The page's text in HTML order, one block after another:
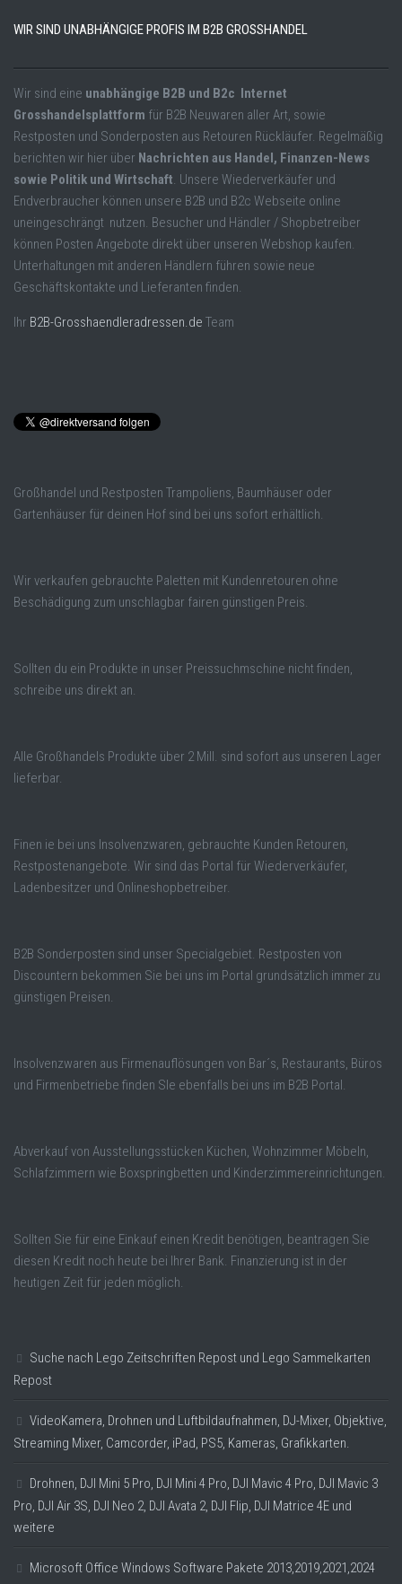
WIR SIND UNABHÄNGIGE PROFIS IM B2B GROSSHANDEL
Wir sind eine unabhängige B2B und B2c Internet
Grosshandelsplattform für B2B Neuwaren aller Art, sowie
Restposten und Sonderposten aus Retouren Rückläufer. Regelmäßig
berichten wir hier über Nachrichten aus Handel, Finanzen-News
sowie Politik und Wirtschaft . Unsere Wiederverkäufer und
Endverbraucher können unsere B2B und B2c Webseite online
uneingeschrängt nutzen. Besucher und Händler / Shopbetreiber
können Posten Angebote direkt über unseren Webshop kaufen.
Unterhaltungen mit anderen Händlern führen sowie neue
Geschäftskontakte und Lieferanten finden.
Ihr B2B-Grosshaendleradressen.de Team
Großhandel und Restposten Trampoliens, Baumhäuser oder
Gartenhäuser für deinen Hof sind bei uns sofort erhältlich.
Wir verkaufen gebrauchte Paletten mit Kundenretouren ohne
Beschädigung zum unschlagbar fairen günstigen Preis.
Sollten du ein Produkte in unser Preissuchmschine nicht finden,
schreibe uns direkt an.
Alle Großhandels Produkte über 2 Mill. sind sofort aus unseren Lager
lieferbar.
Finen ie bei uns Insolvenzwaren, gebrauchte Kunden Retouren,
Restpostenangebote. Wir sind das Portal für Wiederverkäufer,
Ladenbesitzer und Onlineshopbetreiber.
B2B Sonderposten sind unser Specialgebiet. Restposten von
Discountern bekommen Sie bei uns im Portal grundsätzlich immer zu
günstigen Preisen.
Insolvenzwaren aus Firmenauflösungen von Bar´s, Restaurants, Büros
und Firmenbetriebe finden SIe ebenfalls bei uns im B2B Portal.
Abverkauf von Ausstellungsstücken Küchen, Wohnzimmer Möbeln,
Schlafzimmern wie Boxspringbetten und Kinderzimmereinrichtungen.
Sollten Sie für eine Einkauf einen Kredit benötigen, beantragen Sie
diesen Kredit noch heute bei Ihrer Bank. Finanzierung ist in der
heutigen Zeit für jeden möglich.
Suche nach Lego Zeitschriften Repost und Lego Sammelkarten
Repost
VideoKamera, Drohnen und Luftbildaufnahmen, DJ-Mixer, Objektive,
Streaming Mixer, Camcorder, iPad, PS5, Kameras, Grafikkarten.
Drohnen, DJI Mini 5 Pro, DJI Mini 4 Pro, DJI Mavic 4 Pro, DJI Mavic 3
Pro, DJI Air 3S, DJI Neo 2, DJI Avata 2, DJI Flip, DJI Matrice 4E und
weitere
Microsoft Office Windows Software Pakete 2013,2019,2021,2024